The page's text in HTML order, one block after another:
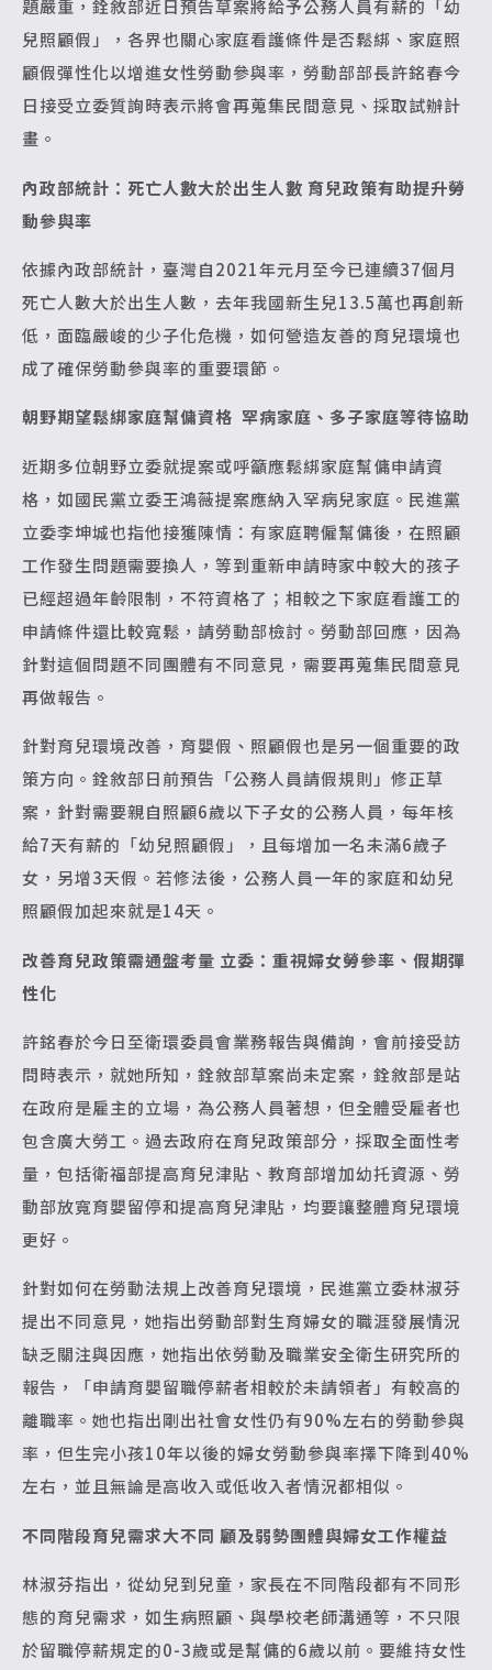
題嚴重，銓敘部近日預告草案將給予公務人員有薪的「幼
兒照顧假」，各界也關心家庭看護條件是否鬆綁、家庭照
顧假彈性化以增進女性勞動參與率，勞動部部長許銘春今
日接受立委質詢時表示將會再蒐集民間意見、採取試辦計
畫。
內政部統計：死亡人數大於出生人數 育兒政策有助提升勞
動參與率
依據內政部統計，臺灣自2021年元月至今已連續37個月
死亡人數大於出生人數，去年我國新生兒13.5萬也再創新
低，面臨嚴峻的少子化危機，如何營造友善的育兒環境也
成了確保勞動參與率的重要環節。
朝野期望鬆綁家庭幫傭資格 罕病家庭、多子家庭等待協助
近期多位朝野立委就提案或呼籲應鬆綁家庭幫傭申請資
格，如國民黨立委王鴻薇提案應納入罕病兒家庭。民進黨
立委李坤城也指他接獲陳情：有家庭聘僱幫傭後，在照顧
工作發生問題需要換人，等到重新申請時家中較大的孩子
已經超過年齡限制，不符資格了；相較之下家庭看護工的
申請條件還比較寬鬆，請勞動部檢討。勞動部回應，因為
針對這個問題不同團體有不同意見，需要再蒐集民間意見
再做報告。
針對育兒環境改善，育嬰假、照顧假也是另一個重要的政
策方向。銓敘部日前預告「公務人員請假規則」修正草
案，針對需要親自照顧6歲以下子女的公務人員，每年核
給7天有薪的「幼兒照顧假」，且每增加一名未滿6歲子
女，另增3天假。若修法後，公務人員一年的家庭和幼兒
照顧假加起來就是14天。
改善育兒政策需通盤考量 立委：重視婦女勞參率、假期彈
性化
許銘春於今日至衛環委員會業務報告與備詢，會前接受訪
問時表示，就她所知，銓敘部草案尚未定案，銓敘部是站
在政府是雇主的立場，為公務人員著想，但全體受雇者也
包含廣大勞工。過去政府在育兒政策部分，採取全面性考
量，包括衛福部提高育兒津貼、教育部增加幼托資源、勞
動部放寬育嬰留停和提高育兒津貼，均要讓整體育兒環境
更好。
針對如何在勞動法規上改善育兒環境，民進黨立委林淑芬
提出不同意見，她指出勞動部對生育婦女的職涯發展情況
缺乏關注與因應，她指出依勞動及職業安全衛生研究所的
報告，「申請育嬰留職停薪者相較於未請領者」有較高的
離職率。她也指出剛出社會女性仍有90%左右的勞動參與
率，但生完小孩10年以後的婦女勞動參與率擇下降到40%
左右，並且無論是高收入或低收入者情況都相似。
不同階段育兒需求大不同 顧及弱勢團體與婦女工作權益
林淑芬指出，從幼兒到兒童，家長在不同階段都有不同形
態的育兒需求，如生病照顧、與學校老師溝通等，不只限
於留職停薪規定的0-3歲或是幫傭的6歲以前。要維持女性